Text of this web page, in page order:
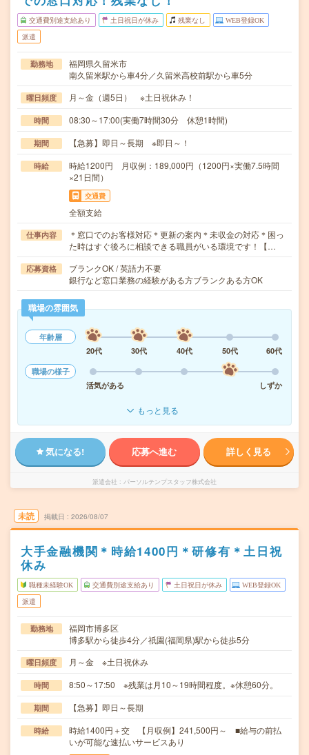
交通費別途支給あり 土日祝日が休み 残業なし WEB登録OK
派遣
勤務地
福岡県久留米市
南久留米駅から車4分／久留米高校前駅から車5分
曜日頻度 月～金（週5日） ※土日祝休み！
時間 08:30～17:00(実働7時間30分 休憩1時間)
期間 【急募】即日～長期 ※即日～！
時給
時給1200円 月収例：189,000円（1200円×実働7.5時間
×21日間）
交通費
全額支給
仕事内容
＊窓口でのお客様対応＊更新の案内＊未収金の対応＊困っ
た時はすぐ後ろに相談できる職員がいる環境です！【…
応募資格
ブランクOK / 英語力不要
銀行など窓口業務の経験がある方ブランクある方OK
職場の雰囲気
年齢層
20代
30代 40代 50代
60代
職場の様子
活気がある
しずか
もっと見る
気になる! 応募へ進む 詳しく見る
派遣会社 パーソルテンプスタッフ株式会社
未読 掲載日 2026/08/07
大手金融機関＊時給1400円＊研修有＊土日祝
休み
職種未経験OK 交通費別途支給あり 土日祝日が休み WEB登録OK
派遣
勤務地
福岡市博多区
博多駅から徒歩4分／祇園(福岡県)駅から徒歩5分
曜日頻度 月～金 ※土日祝休み
時間 8:50～17:50 ※残業は月10～19時間程度。※休憩60分。
期間 【急募】即日～長期
時給
時給1400円＋交 【月収例】241,500円～ ■給与の前払
いが可能な速払いサービスあり